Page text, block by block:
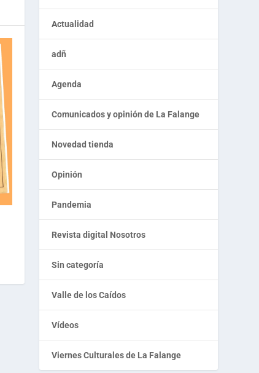
Actualidad
adñ
Agenda
Comunicados y opinión de La Falange
Novedad tienda
Opinión
Pandemia
Revista digital Nosotros
Sin categoría
Valle de los Caídos
Vídeos
Viernes Culturales de La Falange